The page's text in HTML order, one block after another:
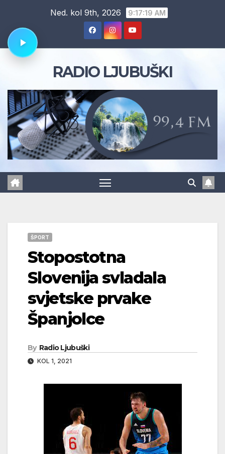
content
Ned. kol 9th, 2026 9:17:19 AM
RADIO LJUBUŠKI
ŠPORT
Stopostotna
Slovenija svladala
svjetske prvake
Španjolce
By Radio Ljubuški
KOL 1, 2021